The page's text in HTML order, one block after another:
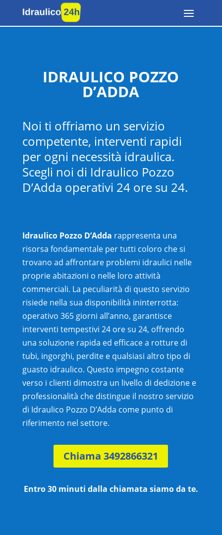
IDRAULICO POZZO
D’ADDA
Noi ti offriamo un servizio
competente, interventi rapidi
per ogni necessità idraulica.
Scegli noi di Idraulico Pozzo
D’Adda operativi 24 ore su 24.
Idraulico Pozzo D’Adda rappresenta una
risorsa fondamentale per tutti coloro che si
trovano ad affrontare problemi idraulici nelle
proprie abitazioni o nelle loro attività
commerciali. La peculiarità di questo servizio
risiede nella sua disponibilità ininterrotta:
operativo 365 giorni all’anno, garantisce
interventi tempestivi 24 ore su 24, offrendo
una soluzione rapida ed efficace a rotture di
tubi, ingorghi, perdite e qualsiasi altro tipo di
guasto idraulico. Questo impegno costante
verso i clienti dimostra un livello di dedizione e
professionalità che distingue il nostro servizio
di Idraulico Pozzo D’Adda come punto di
riferimento nel settore.
Chiama 3492866321
Entro 30 minuti dalla chiamata siamo da te.